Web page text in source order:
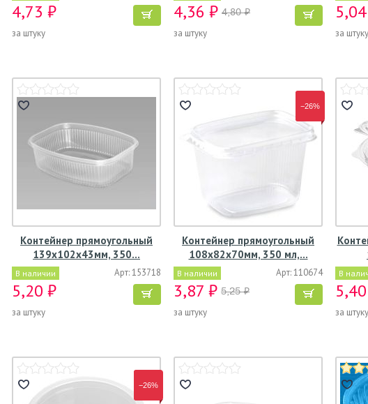
4,73 ₽
за штуку
4,36 ₽ 4,80 ₽
за штуку за штуку
Контейнер прямоугольный
139х102х43мм, 350…
В наличии Арт: 153718
5,20 ₽
за штуку
−26%
Контейнер прямоугольный
108х82х70мм, 350 мл,…
В наличии Арт: 110674
3,87 ₽ 5,25 ₽
за штуку
В
за штуку
−26%